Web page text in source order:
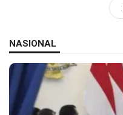
NASIONAL